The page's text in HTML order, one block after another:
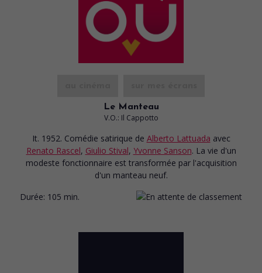
Le Manteau
V.O.: Il Cappotto
It. 1952. Comédie satirique de Alberto Lattuada avec
Renato Rascel, Giulio Stival, Yvonne Sanson. La vie d'un
modeste fonctionnaire est transformée par l'acquisition
d'un manteau neuf.
Durée: 105 min.